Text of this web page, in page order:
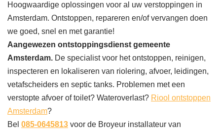
Hoogwaardige oplossingen voor al uw verstoppingen in
Amsterdam. Ontstoppen, repareren en/of vervangen doen
we goed, snel en met garantie!
Aangewezen ontstoppingsdienst gemeente
Amsterdam. De specialist voor het ontstoppen, reinigen,
inspecteren en lokaliseren van riolering, afvoer, leidingen,
vetafscheiders en septic tanks. Problemen met een
verstopte afvoer of toilet? Wateroverlast? Riool ontstoppen
Amsterdam?
Bel 085-0645813 voor de Broyeur installateur van